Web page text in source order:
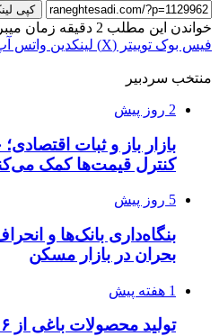
کپی
خواندن این مطلب 2 دقیقه زمان میبرد
فیس بوک توییتر (X) لینکدین واتس
منتخب سردبیر
2 روز پیش
بازار باز و ثبات
کنترل قیمت‌ها کمک
5 روز پیش
بنگاه‌داری بانک‌ها و
بحران در بازار مسکن
1 هفته پیش
تولید محصولات باغی از ۱۳.۶ میلیون تن گذشت